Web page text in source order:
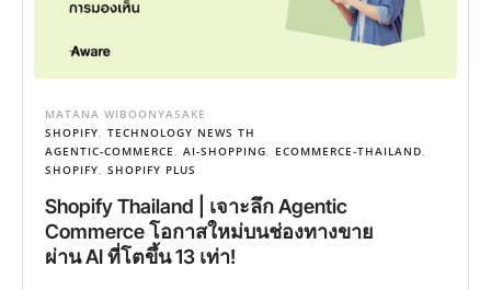
MATANA WIBOONYASAKE
SHOPIFY, TECHNOLOGY NEWS TH
AGENTIC-COMMERCE , AI-SHOPPING, ECOMMERCE-THAILAND,
SHOPIFY, SHOPIFY PLUS
Shopify Thailand | เจาะลึก Agentic
Commerce โอกาสใหม่บนช่องทางขาย
ผ่าน AI ที่โตขึ้น 13 เท่า!